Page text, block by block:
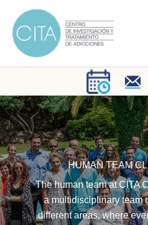
content
HUMAN TEAM
The human team at CITA
a multidisciplinary team
different areas, where